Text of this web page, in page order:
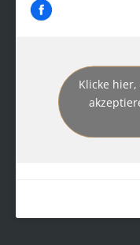
Klicke